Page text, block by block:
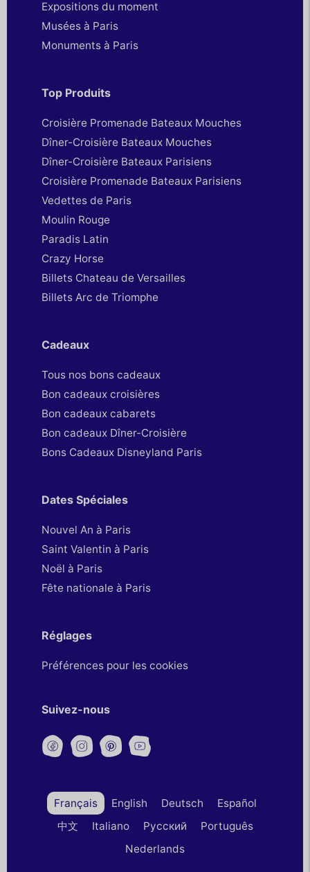
Expositions du moment
Musées à Paris
Monuments à Paris
Top Produits
Croisière Promenade Bateaux Mouches
Dîner-Croisière Bateaux Mouches
Dîner-Croisière Bateaux Parisiens
Croisière Promenade Bateaux Parisiens
Vedettes de Paris
Moulin Rouge
Paradis Latin
Crazy Horse
Billets Chateau de Versailles
Billets Arc de Triomphe
Cadeaux
Tous nos bons cadeaux
Bon cadeaux croisières
Bon cadeaux cabarets
Bon cadeaux Dîner-Croisière
Bons Cadeaux Disneyland Paris
Dates Spéciales
Nouvel An à Paris
Saint Valentin à Paris
Noël à Paris
Fête nationale à Paris
Réglages
Préférences pour les cookies
Suivez-nous
Français English Deutsch
Español
中文
Italiano Русский
Português
Nederlands